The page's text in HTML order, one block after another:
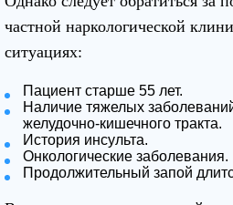
частной наркологической
ситуациях:
Пациент старше 55 лет.
Наличие тяжелых
желудочно-кишечного тракта.
История инсульта.
Онкологические заболевания.
Продолжительный запой